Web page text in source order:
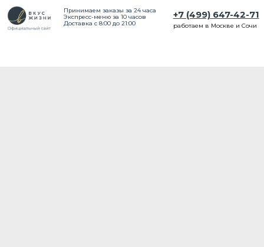
+7 (499) 647-42-71
работаем в Москве и Сочи
Принимаем заказы за 24 часа
Экспресс-меню за 10 часов
Доставка с 8:00 до 21:00